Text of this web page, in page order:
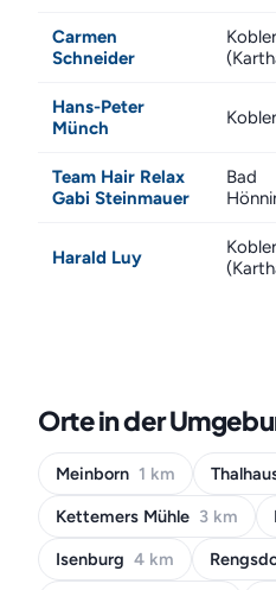
Carmen
Schneider
Hans-Peter
Münch
Team Hair Relax
Gabi Steinmauer
Bad
Harald Luy
Orte in der
Meinborn 1 km
Kettemers Mühle 3 km
Isenburg 4 km